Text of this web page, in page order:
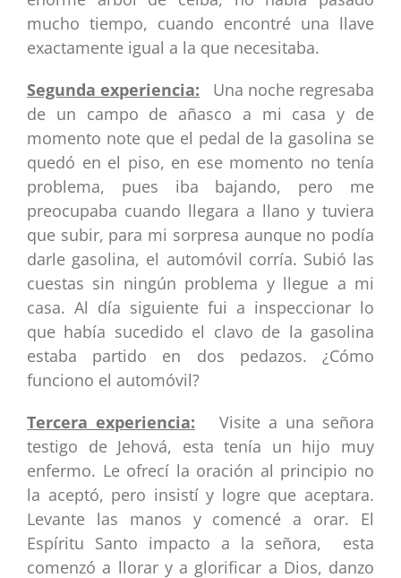
mucho tiempo, cuando encontré una llave
exactamente igual a la que necesitaba.
Segunda experiencia:
Una noche regresaba
de un campo de añasco a mi casa y de
momento note que el pedal de la gasolina se
quedó en el piso, en ese momento no tenía
problema, pues iba bajando, pero me
preocupaba cuando llegara a llano y tuviera
que subir, para mi sorpresa aunque no podía
darle gasolina, el automóvil corría. Subió las
cuestas sin ningún problema y llegue a mi
casa. Al día siguiente fui a inspeccionar lo
que había sucedido el clavo de la gasolina
estaba partido en dos pedazos. ¿Cómo
funciono el automóvil?
Tercera experiencia: Visite a una señora
testigo de Jehová, esta tenía un hijo muy
enfermo. Le ofrecí la oración al principio no
la aceptó, pero insistí y logre que aceptara.
Levante las manos y comencé a orar. El
Espíritu Santo impacto a la señora, esta
comenzó a llorar y a glorificar a Dios, danzo